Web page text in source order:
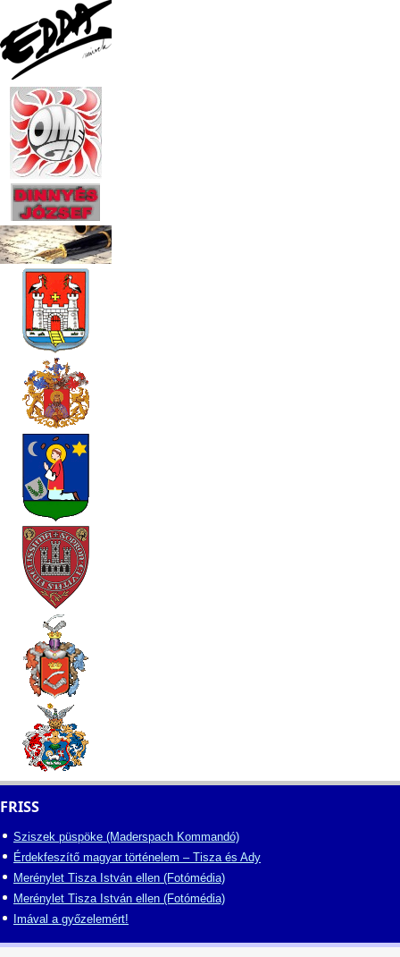
FRISS
Sziszek püspöke (Maderspach Kommandó)
Érdekfeszítő magyar történelem – Tisza és Ady
Merénylet Tisza István ellen (Fotómédia)
Merénylet Tisza István ellen (Fotómédia)
Imával a győzelemért!